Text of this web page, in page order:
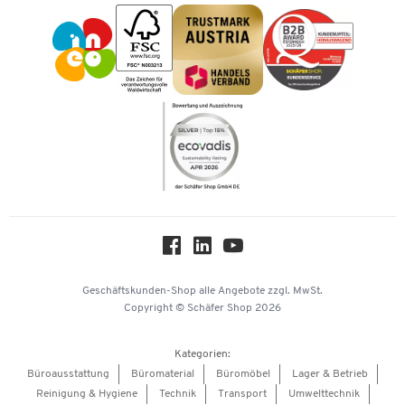
Impressum
Karriere
Kataloge
Geschäftskunden-Shop alle Angebote zzgl. MwSt.
Copyright © Schäfer Shop 2026
Kategorien:
Büroausstattung
Büromaterial Büromöbel
Lager & Betrieb
Reinigung & Hygiene
Technik Transport Umwelttechnik